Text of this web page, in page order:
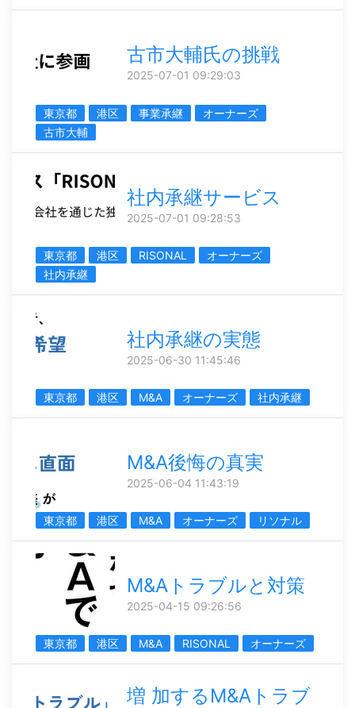
古市大輔氏の挑戦
2025-07-01 09:29:03
東京都 港区 事業承継
オーナーズ
古市大輔
社内承継サービス
2025-07-01 09:28:53
東京都 港区 RISONAL
オーナーズ
社内承継
社内承継の実態
2025-06-30 11:45:46
東京都 港区 M&A オーナーズ 社内承継
M&A後悔の真実
2025-06-04 11:43:19
東京都 港区 M&A オーナーズ リソナル
M&Aトラブルと対策
2025-04-15 09:26:56
東京都 港区 M&A RISONAL オーナーズ
増 加するM&Aトラブ